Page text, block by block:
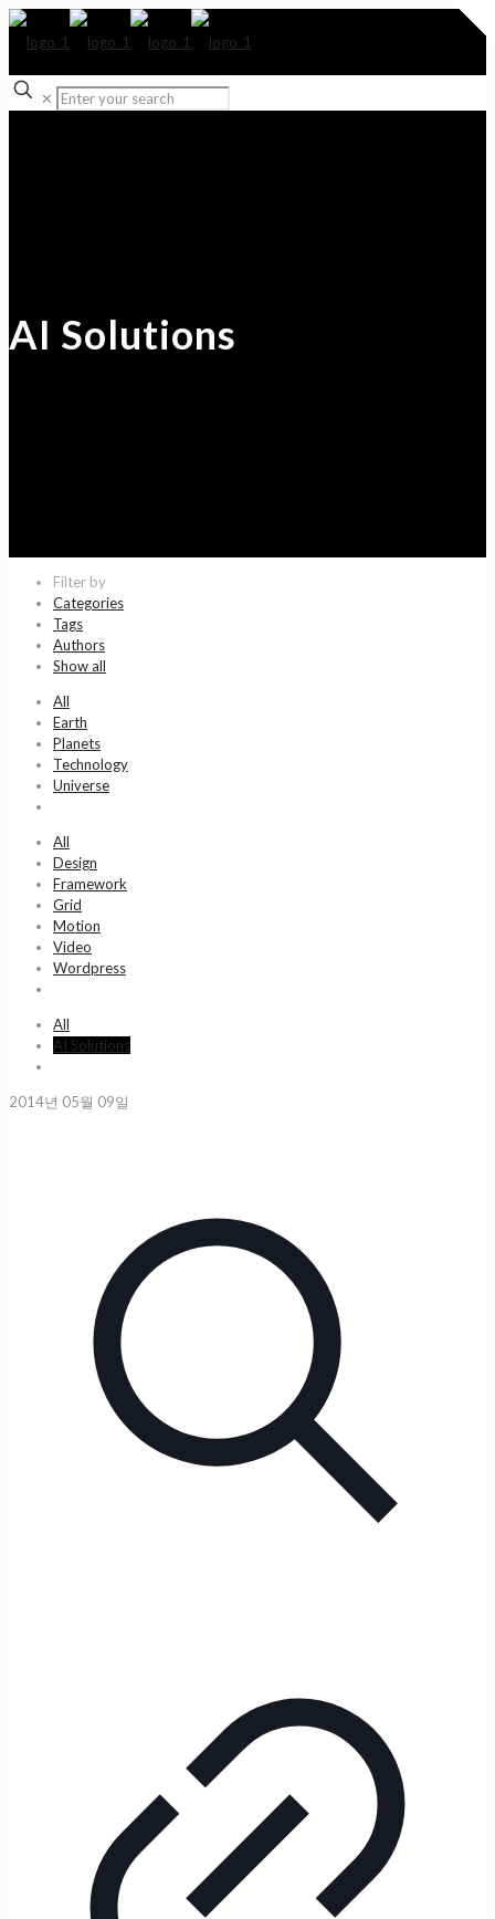
✕
AI Solutions
Filter by
Categories
Tags
Authors
Show all
All
Earth
Planets
Technology
Universe
All
Design
Framework
Grid
Motion
Video
Wordpress
All
AI Solutions
2014년 05월 09일